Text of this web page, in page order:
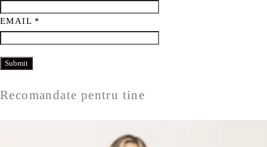
EMAIL *
Recomandate pentru tine